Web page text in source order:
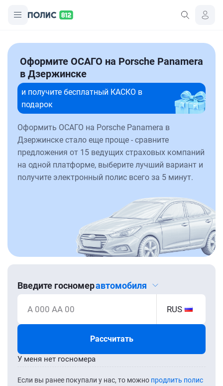
Оформите ОСАГО на Porsche Panamera
в Дзержинске
и получите бесплатный КАСКО в
подарок
Оформить ОСАГО на Porsche Panamera в
Дзержинске стало еще проще - сравните
предложения от 15 ведущих страховых компаний
на одной платформе, выберите лучший вариант и
получите электронный полис всего за 5 минут.
Введите госномеравтомобиля
А 000 АА 00 RUS
Рассчитать
Если вы ранее покупали у нас, то можно продлить полис
У меня нет госномера